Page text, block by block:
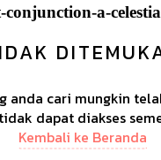
a-
anda cari mungkin
dapat diakses
Kembali ke Beranda